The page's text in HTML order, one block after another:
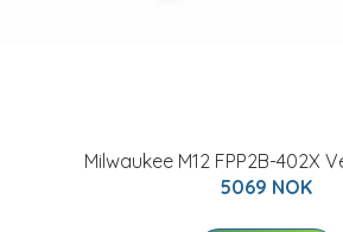
Milwaukee M12 FPP2B-402X
5069 NOK